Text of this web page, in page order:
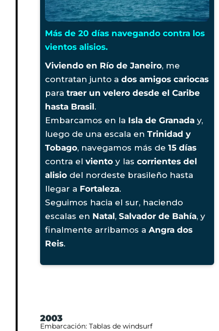
Más de 20 días navegando contra los
vientos alisios.
Viviendo en Río de Janeiro, me
contratan junto a dos amigos cariocas
para traer un velero desde el Caribe
hasta Brasil.
Embarcamos en la Isla de Granada y,
luego de una escala en Trinidad y
Tobago, navegamos más de 15 días
contra el viento y las corrientes del
alisio del nordeste brasileño hasta
llegar a Fortaleza.
Seguimos hacia el sur, haciendo
escalas en Natal, Salvador de Bahía, y
finalmente arribamos a Angra dos
Reis.
2003
Embarcación: Tablas de windsurf